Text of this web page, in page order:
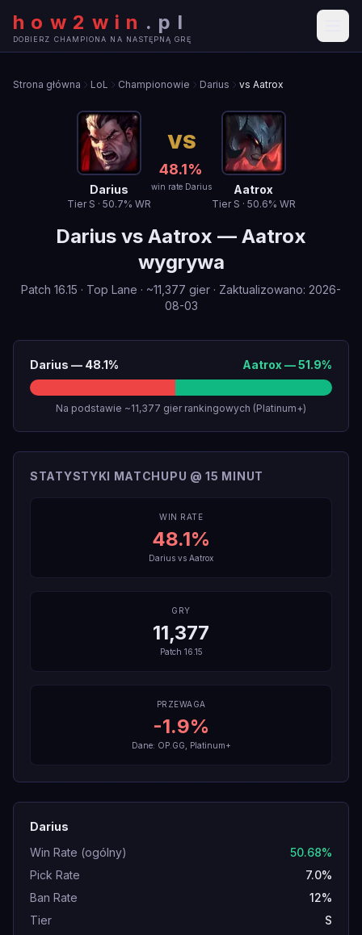
how2win . pl
DOBIERZ CHAMPIONA NA NASTĘPNĄ GRĘ
Strona główna LoL Championowie Darius vs Aatrox
Darius
Tier S · 50.7% WR
VS
48.1%
win rate Darius Aatrox
Tier S · 50.6% WR
Darius vs Aatrox — Aatrox
wygrywa
Patch 16.15 · Top Lane · ~11,377 gier · Zaktualizowano: 2026-
08-03
Darius — 48.1% Aatrox —51.9%
Na podstawie ~11,377 gier rankingowych (Platinum+)
STATYSTYKI MATCHUPU @ 15 MINUT
WIN RATE
48.1%
Darius vs Aatrox
GRY
11,377
Patch 16.15
PRZEWAGA
-1.9%
Dane: OP.GG, Platinum+
Darius
Win Rate (ogólny)
50.68%
Pick Rate
7.0%
Ban Rate
12%
Tier
S